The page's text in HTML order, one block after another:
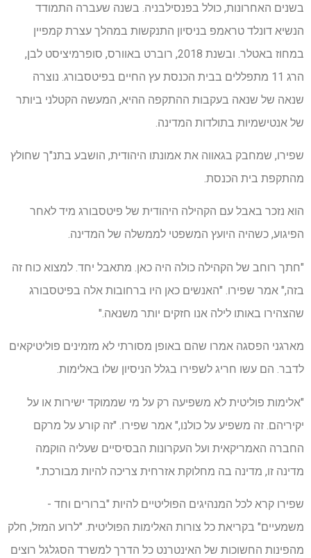
בשנים האחרונות, כולל בפנסילבניה. בשנה שעברה התמודד
הנשיא דונלד טראמפ בניסיון התנקשות במהלך עצרת קמפיין
במחוז באטלר. ובשנת 2018, רוברט באוורס, סופרמיציסט לבן,
הרג 11 מתפללים בבית הכנסת עץ החיים בפיטסבורג. נוצרה
שנאה של שנאה בעקבות ההתקפה ההיא, המעשה הקטלני ביותר
של אנטישמיות בתולדות המדינה.
שפירו, שמחבק בגאווה את אמונתו היהודית, הושבע בתנ"ך שחולץ
מהתקפת בית הכנסת.
הוא נזכר באבל עם הקהילה היהודית של פיטסבורג מיד לאחר
הפיגוע, כשהיה היועץ המשפטי לממשלה של המדינה.
"חתך רוחב של הקהילה כולה היה כאן. מתאבל יחד. למצוא כוח זה
בזה," אמר שפירו. "האנשים כאן היו ברחובות אלה בפיטסבורג
שהצהירו באותו לילה אנו חזקים יותר משנאה."
מארגני הפסגה אמרו שהם באופן מסורתי לא מזמינים פוליטיקאים
לדבר. הם עשו חריג לשפירו בגלל הניסיון שלו באלימות.
"אלימות פוליטית לא משפיעה רק על מי שממוקד ישירות או על
יקיריהם. זה משפיע על כולנו," אמר שפירו. "זה קורע על מרקם
החברה האמריקאית ועל העקרונות הבסיסיים שעליה הוקמה
מדינה זו, מדינה בה מחלוקת אזרחית צריכה להיות מבורכת."
שפירו קרא לכל המנהיגים הפוליטיים להיות "ברורים וחד -
משמעיים" בקריאת כל צורות האלימות הפוליטית. "לרוע המזל, חלק
מהפינות החשוכות של האינטרנט כל הדרך למשרד הסגלגל רוצים